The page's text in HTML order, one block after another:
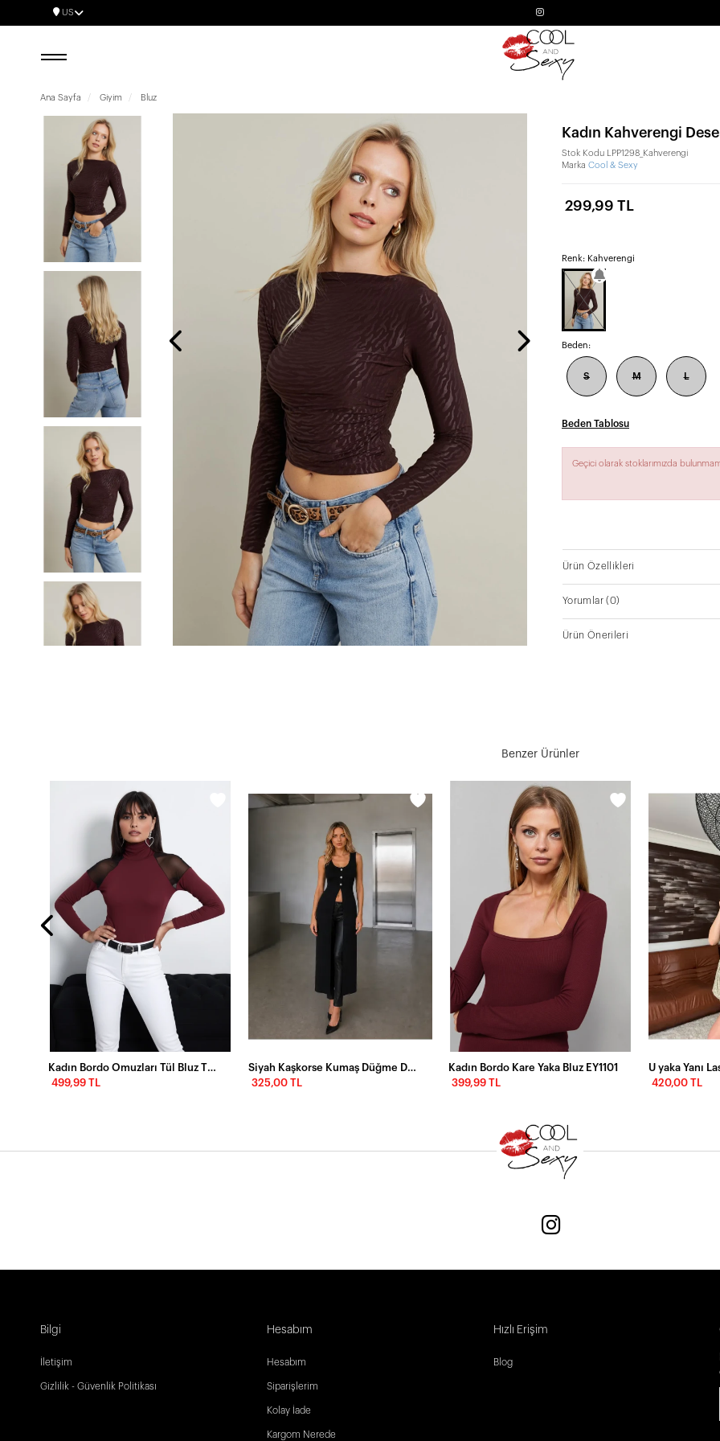
US
Ana Sayfa Giyim Bluz
Kadın Kahverengi
Stok Kodu
LPP1298_Kahverengi
Marka Cool & Sexy
299,99 TL
Renk: Kahverengi
Beden:
S M L
Beden Tablosu
Geçici olarak stoklarımızda
Ürün Özellikleri
Yorumlar(0)
Ürün Önerileri
Benzer Ürünler
499,99 TL
325,00 TL
Kadın Bordo Kare Yaka Bluz EY1101
399,99 TL
U yaka Yanı
420,00 TL
Bilgi
İletişim
Gizlilik - Güvenlik Politikası
Hesabım
Hesabım
Siparişlerim
Kolay İade
Kargom Nerede
Hızlı Erişim
Blog